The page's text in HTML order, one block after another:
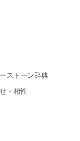
ストーン辞典
・相性